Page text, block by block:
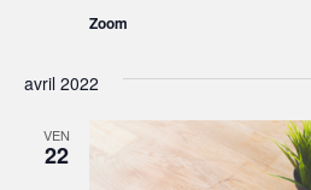
Zoom
avril 2022
VEN
22